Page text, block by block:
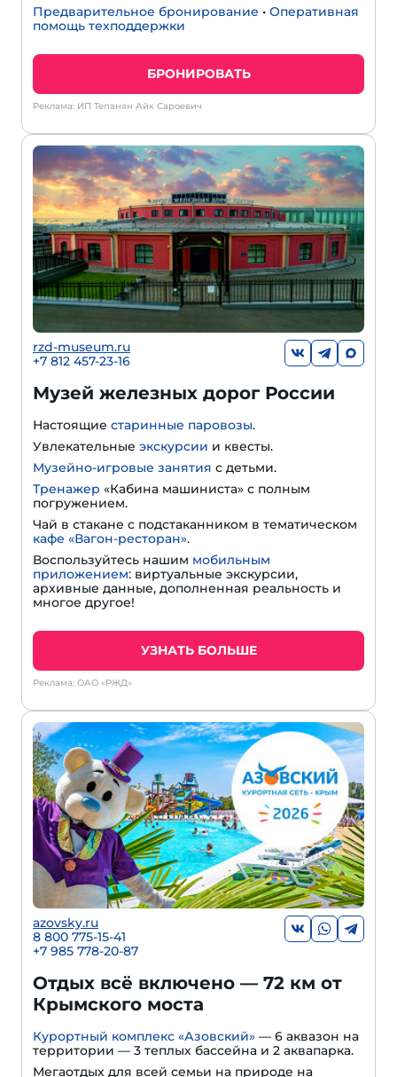
Предварительное бронирование • Оперативная
помощь техподдержки
БРОНИРОВАТЬ
Реклама: ИП Тепанян Айк Сароевич
rzd-museum.ru
+7 812 457-23-16
Музей железных дорог России
Настоящие старинные паровозы.
Увлекательные экскурсии и квесты.
Музейно-игровые занятия с детьми.
Тренажер «Кабина машиниста» с полным
погружением.
Чай в стакане с подстаканником в тематическом
кафе «Вагон-ресторан».
Воспользуйтесь нашим мобильным
приложением: виртуальные экскурсии,
архивные данные, дополненная реальность и
многое другое!
УЗНАТЬ БОЛЬШЕ
Реклама: ОАО «РЖД»
azovsky.ru
8 800 775-15-41
+7 985 778-20-87
Отдых всё включено — 72 км от
Крымского моста
Курортный комплекс «Азовский» — 6 аквазон на
территории — 3 теплых бассейна и 2 аквапарка.
Мегаотдых для всей семьи на природе на